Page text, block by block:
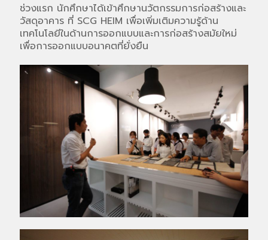
ช่วงแรก นักศึกษาได้เข้าศึกษานวัตกรรมการก่อสร้างและ
วัสดุอาคาร ที่ SCG HEIM เพื่อเพิ่มเติมความรู้ด้าน
เทคโนโลยีในด้านการออกแบบและการก่อสร้างสมัยใหม่
เพื่อการออกแบบอนาคตที่ยั่งยืน